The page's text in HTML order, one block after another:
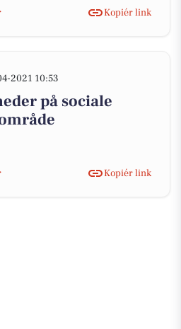
Kopiér link
2021 10:53
på sociale
Kopiér link